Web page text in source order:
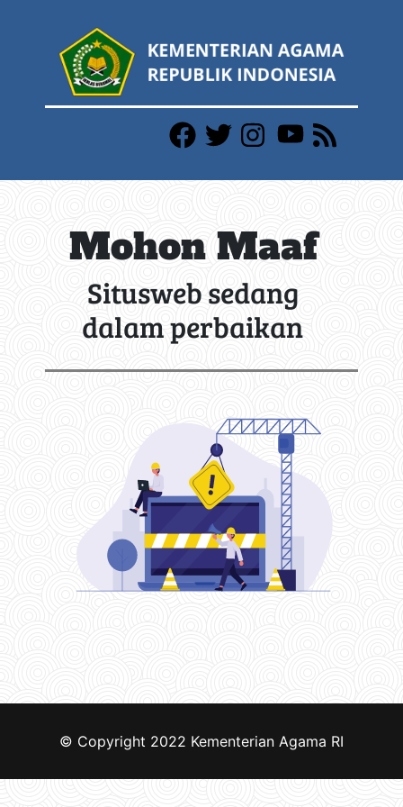
Mohon Maaf
Situsweb sedang
dalam perbaikan
© Copyright 2022 Kementerian Agama RI